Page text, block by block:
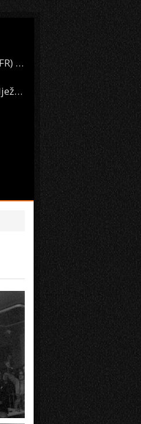
Oasis Boom (desert krautrock / noise jazz - FR) @ KONTEJNER
KSET50: Sara Renar – promocija albuma "Nježne riječi" @ Močvara